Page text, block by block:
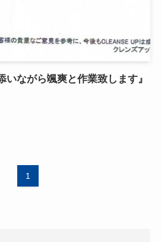
いながら颯爽と作業致します』
1